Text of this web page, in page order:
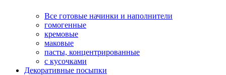
Все готовые начинки и наполнители
гомогенные
кремовые
маковые
пасты, концентрированные
с кусочками
Декоративные посыпки